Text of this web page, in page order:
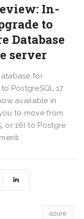
In-
to
Database
server
for
PostgreSQL 17
available in
to move from
or 16) to Postgre
azure